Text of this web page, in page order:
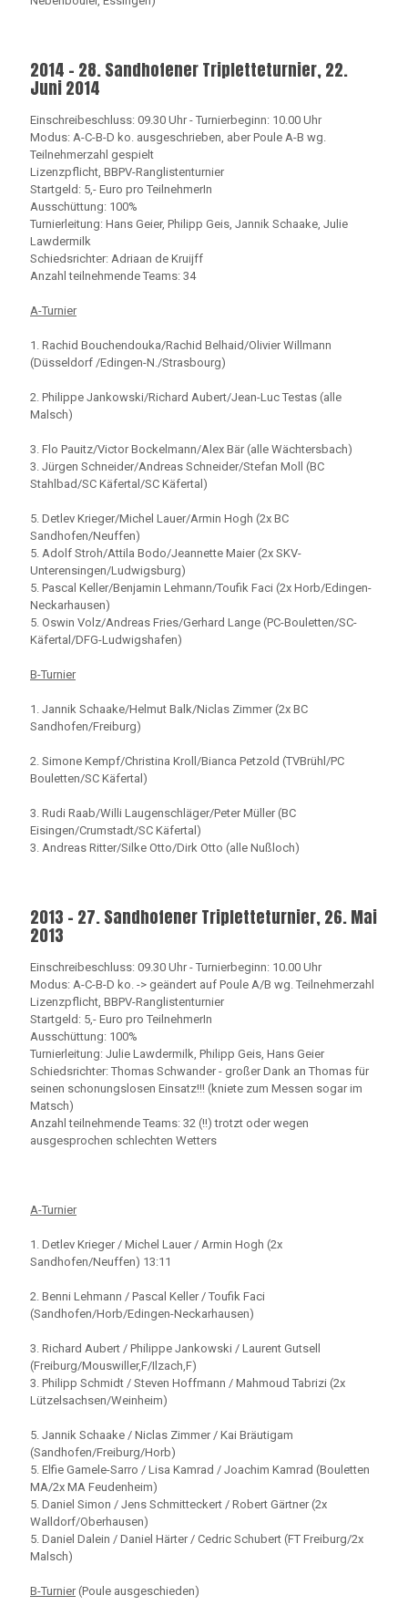
2014 - 28. Sandhofener Tripletteturnier, 22.
Juni 2014
Einschreibeschluss: 09.30 Uhr - Turnierbeginn: 10.00 Uhr
Modus: A-C-B-D ko. ausgeschrieben, aber Poule A-B wg.
Teilnehmerzahl gespielt
Lizenzpflicht, BBPV-Ranglistenturnier
Startgeld: 5,- Euro pro TeilnehmerIn
Ausschüttung: 100%
Turnierleitung: Hans Geier, Philipp Geis, Jannik Schaake, Julie
Lawdermilk
Schiedsrichter: Adriaan de Kruijff
Anzahl teilnehmende Teams: 34
A-Turnier
1. Rachid Bouchendouka/Rachid Belhaid/Olivier Willmann
(Düsseldorf /Edingen-N./Strasbourg)
2. Philippe Jankowski/Richard Aubert/Jean-Luc Testas (alle
Malsch)
3. Flo Pauitz/Victor Bockelmann/Alex Bär (alle Wächtersbach)
3. Jürgen Schneider/Andreas Schneider/Stefan Moll (BC
Stahlbad/SC Käfertal/SC Käfertal)
5. Detlev Krieger/Michel Lauer/Armin Hogh (2x BC
Sandhofen/Neuffen)
5. Adolf Stroh/Attila Bodo/Jeannette Maier (2x SKV-
Unterensingen/Ludwigsburg)
5. Pascal Keller/Benjamin Lehmann/Toufik Faci (2x Horb/Edingen-
Neckarhausen)
5. Oswin Volz/Andreas Fries/Gerhard Lange (PC-Bouletten/SC-
Käfertal/DFG-Ludwigshafen)
B-Turnier
1. Jannik Schaake/Helmut Balk/Niclas Zimmer (2x BC
Sandhofen/Freiburg)
2. Simone Kempf/Christina Kroll/Bianca Petzold (TVBrühl/PC
Bouletten/SC Käfertal)
3. Rudi Raab/Willi Laugenschläger/Peter Müller (BC
Eisingen/Crumstadt/SC Käfertal)
3. Andreas Ritter/Silke Otto/Dirk Otto (alle Nußloch)
2013 - 27. Sandhofener Tripletteturnier, 26. Mai
2013
Einschreibeschluss: 09.30 Uhr - Turnierbeginn: 10.00 Uhr
Modus: A-C-B-D ko. -> geändert auf Poule A/B wg. Teilnehmerzahl
Lizenzpflicht, BBPV-Ranglistenturnier
Startgeld: 5,- Euro pro TeilnehmerIn
Ausschüttung: 100%
Turnierleitung: Julie Lawdermilk, Philipp Geis, Hans Geier
Schiedsrichter: Thomas Schwander - großer Dank an Thomas für
seinen schonungslosen Einsatz!!! (kniete zum Messen sogar im
Matsch)
Anzahl teilnehmende Teams: 32 (!!) trotzt oder wegen
ausgesprochen schlechten Wetters
A-Turnier
1. Detlev Krieger / Michel Lauer / Armin Hogh (2x
Sandhofen/Neuffen) 13:11
2. Benni Lehmann / Pascal Keller / Toufik Faci
(Sandhofen/Horb/Edingen-Neckarhausen)
3. Richard Aubert / Philippe Jankowski / Laurent Gutsell
(Freiburg/Mouswiller,F/Ilzach,F)
3. Philipp Schmidt / Steven Hoffmann / Mahmoud Tabrizi (2x
Lützelsachsen/Weinheim)
5. Jannik Schaake / Niclas Zimmer / Kai Bräutigam
(Sandhofen/Freiburg/Horb)
5. Elfie Gamele-Sarro / Lisa Kamrad / Joachim Kamrad (Bouletten
MA/2x MA Feudenheim)
5. Daniel Simon / Jens Schmitteckert / Robert Gärtner (2x
Walldorf/Oberhausen)
5. Daniel Dalein / Daniel Härter / Cedric Schubert (FT Freiburg/2x
Malsch)
B-Turnier(Poule ausgeschieden)